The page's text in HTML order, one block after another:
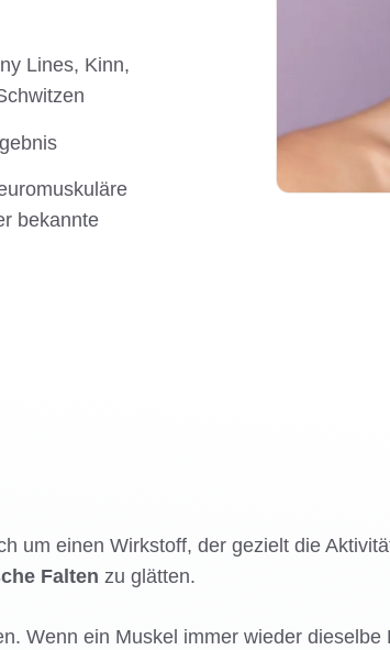
Lines, Kinn,
bekannte
um einen Wirkstoff, der gezielt die
Falten zu glätten.
Wenn ein Muskel immer wieder